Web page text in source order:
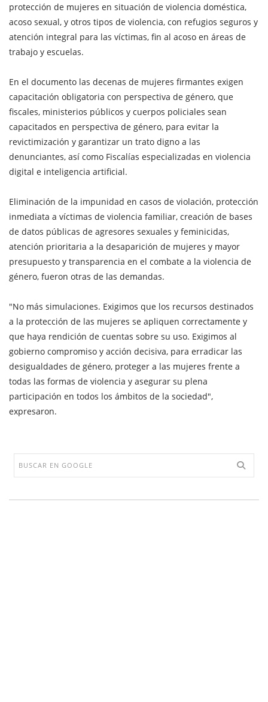
protección de mujeres en situación de violencia doméstica,
acoso sexual, y otros tipos de violencia, con refugios seguros y
atención integral para las víctimas, fin al acoso en áreas de
trabajo y escuelas.
En el documento las decenas de mujeres firmantes exigen
capacitación obligatoria con perspectiva de género, que
fiscales, ministerios públicos y cuerpos policiales sean
capacitados en perspectiva de género, para evitar la
revictimización y garantizar un trato digno a las
denunciantes, así como Fiscalías especializadas en violencia
digital e inteligencia artificial.
Eliminación de la impunidad en casos de violación, protección
inmediata a víctimas de violencia familiar, creación de bases
de datos públicas de agresores sexuales y feminicidas,
atención prioritaria a la desaparición de mujeres y mayor
presupuesto y transparencia en el combate a la violencia de
género, fueron otras de las demandas.
"No más simulaciones. Exigimos que los recursos destinados
a la protección de las mujeres se apliquen correctamente y
que haya rendición de cuentas sobre su uso. Exigimos al
gobierno compromiso y acción decisiva, para erradicar las
desigualdades de género, proteger a las mujeres frente a
todas las formas de violencia y asegurar su plena
participación en todos los ámbitos de la sociedad",
expresaron.